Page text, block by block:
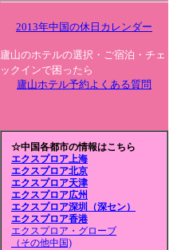
2013年中国の休日カレンダー
廬山のホテルの選択・ご宿泊・チェ
ックインで困ったら
廬山ホテル予約よくある質問
☆中国各都市の情報はこちら
エクスプロア上海
エクスプロア北京
エクスプロア天津
エクスプロア広州
エクスプロア深圳（深セン）
エクスプロア香港
エクスプロア・グローブ
（その他中国)